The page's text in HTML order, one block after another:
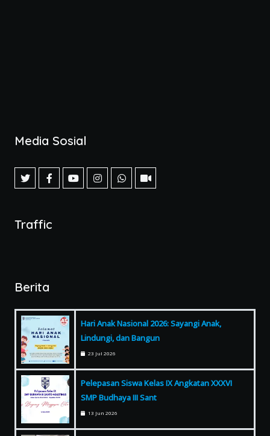
Media Sosial
Traffic
Berita
Hari Anak Nasional 2026: Sayangi Anak,
Lindungi, dan Bangun
23 Jul 2026
Pelepasan Siswa Kelas IX Angkatan XXXVI
SMP Budhaya III Sant
13 Jun 2026